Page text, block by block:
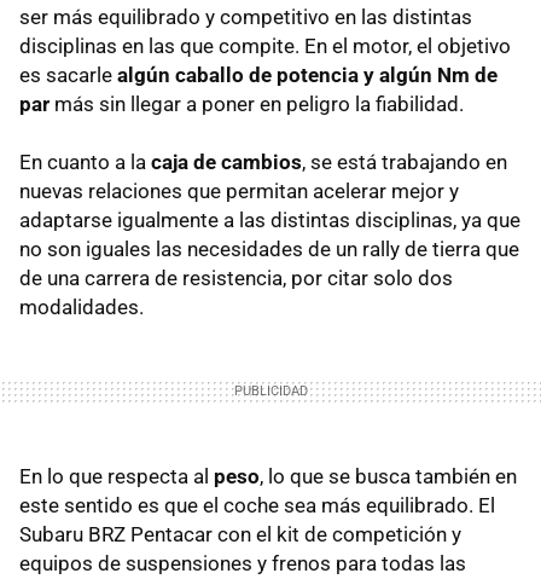
ser más equilibrado y competitivo en las distintas
disciplinas en las que compite. En el motor, el objetivo
es sacarle algún caballo de potencia y algún Nm de
par más sin llegar a poner en peligro la fiabilidad.
En cuanto a la caja de cambios, se está trabajando en
nuevas relaciones que permitan acelerar mejor y
adaptarse igualmente a las distintas disciplinas, ya que
no son iguales las necesidades de un rally de tierra que
de una carrera de resistencia, por citar solo dos
modalidades.
En lo que respecta al peso, lo que se busca también en
este sentido es que el coche sea más equilibrado. El
Subaru BRZ Pentacar con el kit de competición y
equipos de suspensiones y frenos para todas las